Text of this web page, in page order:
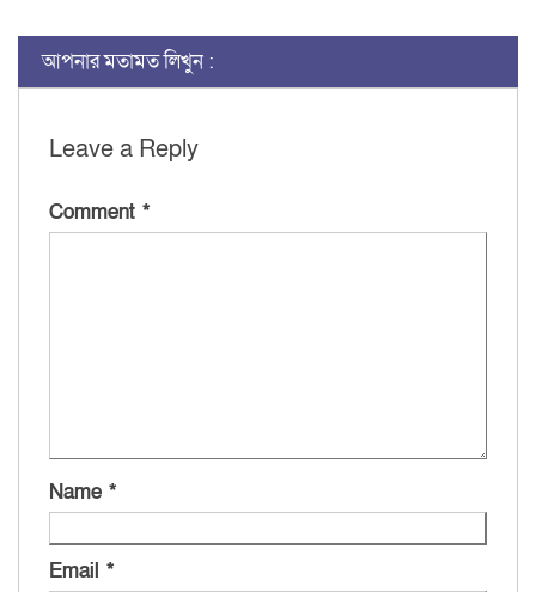
আপনার মতামত লিখুন :
Leave a Reply
Comment *
Name *
Email *